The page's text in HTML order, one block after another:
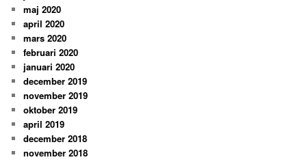
maj 2020
april 2020
mars 2020
februari 2020
januari 2020
december 2019
november 2019
oktober 2019
april 2019
december 2018
november 2018